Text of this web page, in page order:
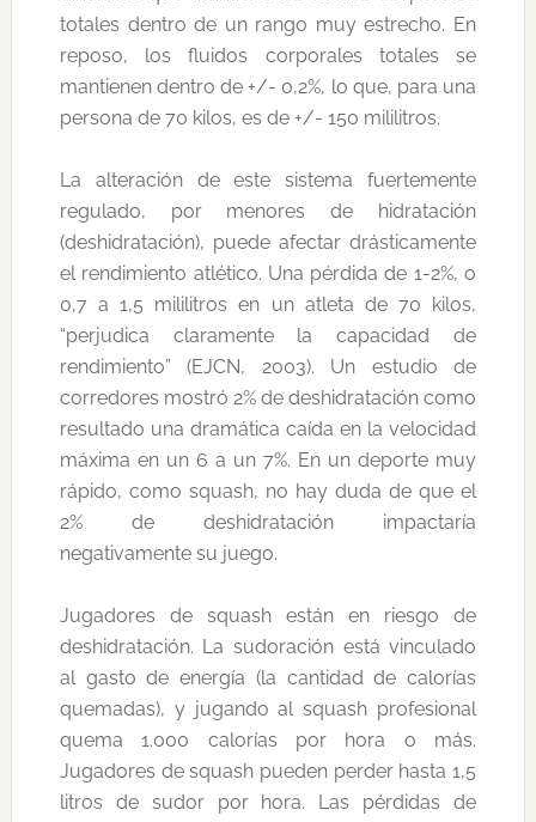
totales dentro de un rango muy estrecho. En
reposo, los fluidos corporales totales se
mantienen dentro de +/- 0,2%, lo que, para una
persona de 70 kilos, es de +/- 150 mililitros.
La alteración de este sistema fuertemente
regulado, por menores de hidratación
(deshidratación), puede afectar drásticamente
el rendimiento atlético. Una pérdida de 1-2%, o
0,7 a 1,5 mililitros en un atleta de 70 kilos,
“perjudica claramente la capacidad de
rendimiento” (EJCN, 2003). Un estudio de
corredores mostró 2% de deshidratación como
resultado una dramática caída en la velocidad
máxima en un 6 a un 7%. En un deporte muy
rápido, como squash, no hay duda de que el
2% de deshidratación impactaría
negativamente su juego.
Jugadores de squash están en riesgo de
deshidratación. La sudoración está vinculado
al gasto de energía (la cantidad de calorías
quemadas), y jugando al squash profesional
quema 1.000 calorías por hora o más.
Jugadores de squash pueden perder hasta 1,5
litros de sudor por hora. Las pérdidas de